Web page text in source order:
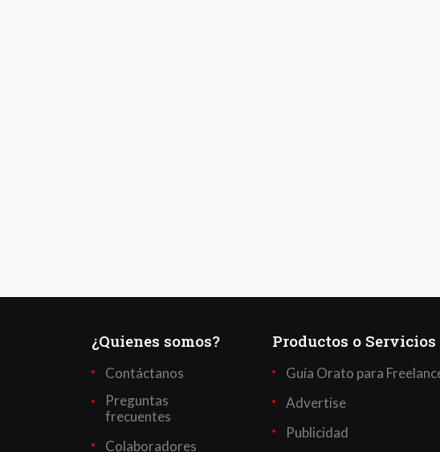
¿Quienes somos?
Contáctanos
Preguntas
frecuentes
Colaboradores
Productos o Servicios
Guía Orato para
Advertise
Publicidad